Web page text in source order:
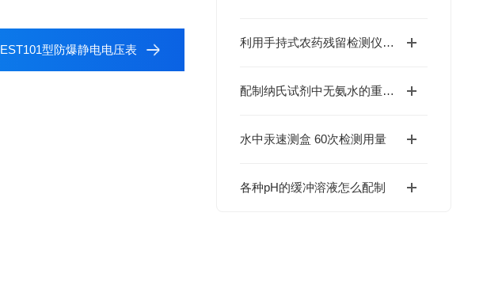
利用手持式农药残留检测仪合理的引导规范农药使用
配制纳氏试剂中无氨水的重要性
水中汞速测盒 60次检测用量
各种pH的缓冲溶液怎么配制
EST101型防爆静电电压表